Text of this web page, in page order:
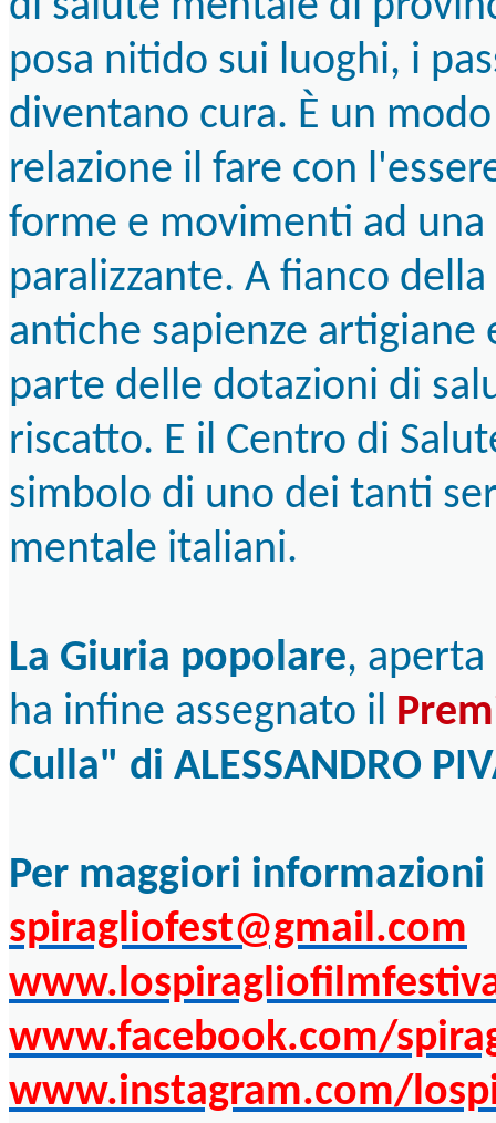
posa nitido sui luoghi, i
diventano cura. È un
relazione il fare con
forme e movimenti ad
paralizzante. A fianco
antiche sapienze artigiane
parte delle dotazioni di
riscatto. E il Centro di
simbolo di uno dei tanti
mentale italiani.
La Giuria popolare,
ha infine assegnato il
Culla" di ALESSANDRO
Per maggiori informazioni
spiragliofest@gmail.com
www.facebook.com/
www.instagram.com/